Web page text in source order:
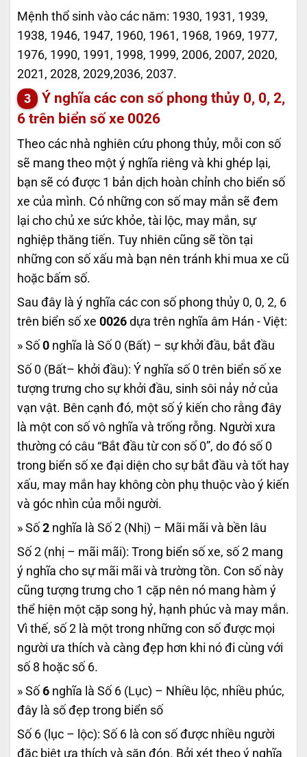
Mệnh thổ sinh vào các năm: 1930, 1931, 1939,
1938, 1946, 1947, 1960, 1961, 1968, 1969, 1977,
1976, 1990, 1991, 1998, 1999, 2006, 2007, 2020,
2021, 2028, 2029,2036, 2037.
Ý nghĩa các con số phong thủy 0, 0, 2,
6 trên biển số xe 0026
Theo các nhà nghiên cứu phong thủy, mỗi con số
sẽ mang theo một ý nghĩa riêng và khi ghép lại,
bạn sẽ có được 1 bản dịch hoàn chỉnh cho biển số
xe của mình. Có những con số may mắn sẽ đem
lại cho chủ xe sức khỏe, tài lộc, may mắn, sự
nghiệp thăng tiến. Tuy nhiên cũng sẽ tồn tại
những con số xấu mà bạn nên tránh khi mua xe cũ
hoặc bấm số.
Sau đây là ý nghĩa các con số phong thủy 0, 0, 2, 6
trên biển số xe 0026 dựa trên nghĩa âm Hán - Việt:
» Số 0 nghĩa là Số 0 (Bất) – sự khởi đầu, bắt đầu
Số 0 (Bất– khởi đầu): Ý nghĩa số 0 trên biển số xe
tượng trưng cho sự khởi đầu, sinh sôi nảy nở của
vạn vật. Bên cạnh đó, một số ý kiến cho rằng đây
là một con số vô nghĩa và trống rỗng. Người xưa
thường có câu “Bắt đầu từ con số 0”, do đó số 0
trong biển số xe đại diện cho sự bắt đầu và tốt hay
xấu, may mắn hay không còn phụ thuộc vào ý kiến
và góc nhìn của mỗi người.
» Số 2 nghĩa là Số 2 (Nhị) – Mãi mãi và bền lâu
Số 2 (nhị – mãi mãi): Trong biển số xe, số 2 mang
ý nghĩa cho sự mãi mãi và trường tồn. Con số này
cũng tượng trưng cho 1 cặp nên nó mang hàm ý
thể hiện một cặp song hỷ, hạnh phúc và may mắn.
Vì thế, số 2 là một trong những con số được mọi
người ưa thích và càng đẹp hơn khi nó đi cùng với
số 8 hoặc số 6.
» Số 6 nghĩa là Số 6 (Lục) – Nhiều lộc, nhiều phúc,
đây là số đẹp trong biển số
Số 6 (lục – lộc): Số 6 là con số được nhiều người
đặc biệt ưa thích và săn đón. Bởi xét theo ý nghĩa